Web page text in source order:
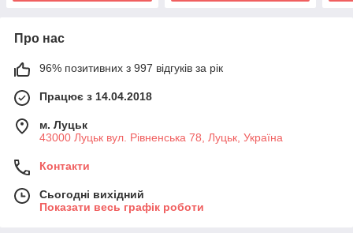
Про нас
96% позитивних з 997 відгуків за рік
Працює з 14.04.2018
м. Луцьк
43000 Луцьк вул. Рівненська 78, Луцьк, Україна
Контакти
Сьогодні вихідний
Показати весь графік роботи